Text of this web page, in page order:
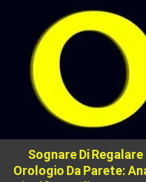
Sognare Di Regalare
Orologio Da Parete: